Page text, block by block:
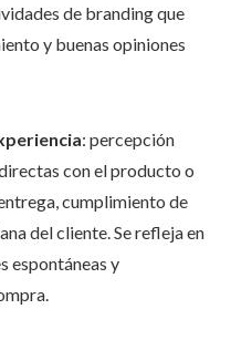
de branding que
y buenas opiniones
: percepción
con el producto o
cumplimiento de
del cliente. Se refleja en
espontáneas y